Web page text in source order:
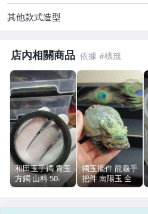
男性精品與服飾
手錶與飾品配件
其他款式造型
店內相關商品
和田玉手鐲 青玉
方鐲 山料 50-
100g 寬1cm
獨玉擺件 龍龜手
把件 南陽玉 全
新 99x71.8mm